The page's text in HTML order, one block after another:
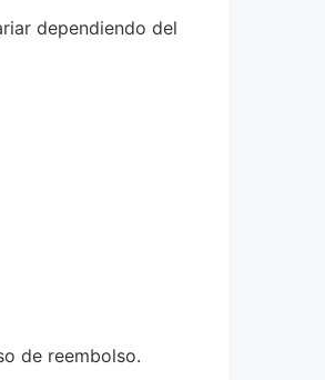
dependiendo del
de reembolso.